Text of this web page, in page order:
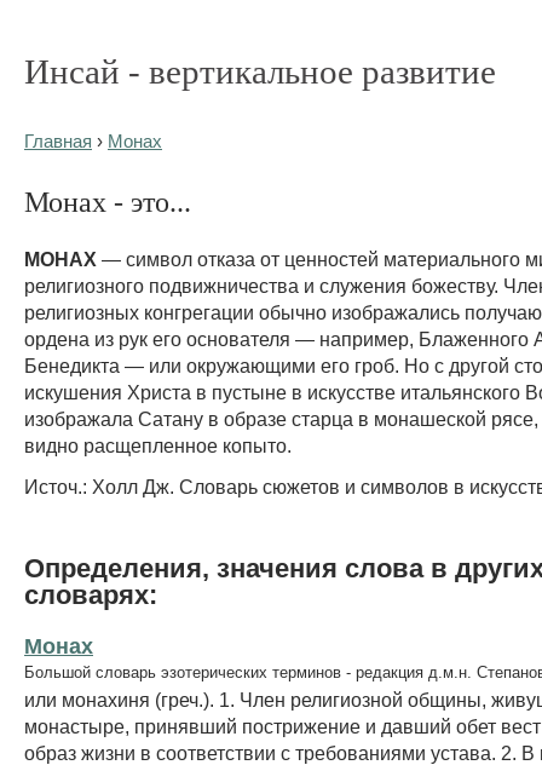
Инсай - вертикальное развитие
Главная › Монах
Монах - это...
МОНАХ — символ отказа от ценностей материального
религиозного подвижничества и служения божеству.
религиозных конгрегации обычно изображались
ордена из рук его основателя — например, Блаженного
Бенедикта — или окружающими его гроб. Но с другой
искушения Христа в пустыне в искусстве итальянского
изображала Сатану в образе старца в монашеской рясе,
видно расщепленное копыто.
Источ.: Холл Дж. Словарь сюжетов и символов в
Определения, значения слова в
словарях:
Монах
Большой словарь эзотерических терминов - редакция д.м.н.
или монахиня (греч.). 1. Член религиозной общины,
монастыре, принявший пострижение и давший обет
образ жизни в соответствии с требованиями устава. 2. В